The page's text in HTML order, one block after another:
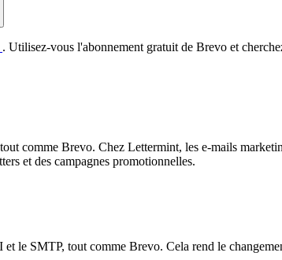
. Utilisez-vous l'abonnement gratuit de Brevo et
comme Brevo. Chez Lettermint, les e-mails
et des campagnes promotionnelles.
le SMTP, tout comme Brevo. Cela rend le